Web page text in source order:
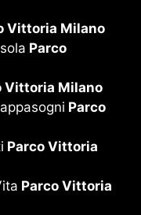
Vittoria Milano
Parco
Vittoria Milano
Parco
Parco Vittoria
Parco Vittoria